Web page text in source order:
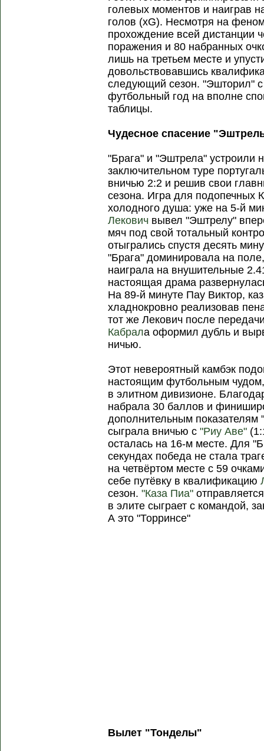
голевых моментов и наиграв
голов (xG). Несмотря на
прохождение всей дистанции
поражения и 80 набранных
лишь на третьем месте и
довольствовавшись
следующий сезон. "Эшторил"
футбольный год на вполне
таблицы.
Чудесное спасение
"Брага" и "Эштрела" устроили
заключительном туре
вничью 2:2 и решив свои
сезона. Игра для подопечных
холодного душа: уже на 5-й
Лекович вывел "Эштрелу"
мяч под свой тотальный
отыгрались спустя десять
"Брага" доминировала на
наиграла на внушительные
настоящая драма
На 89-й минуте Пау Виктор,
хладнокровно реализовав
тот же Лекович после
Кабрала оформил дубль и
ничью.
Этот невероятный камбэк
настоящим футбольным
в элитном дивизионе.
набрала 30 баллов и
дополнительным
сыграла вничью с"Риу Аве"
осталась на 16-м месте. Для
секундах победа не стала
на четвёртом месте с 59
себе путёвку в квалификацию
сезон."Каза Пиа"
в элите сыграет с командой,
А это "Торринсе"
Вылет "Тонделы"